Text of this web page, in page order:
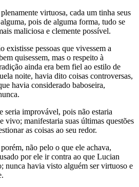
virtuosa, cada um tinha seus
pois de alguma forma, tudo se
maliciosa e clemente possível.
pessoas que vivessem a
quisessem, mas o respeito à
ainda era bem fiel ao estilo de
noite, havia dito coisas controversas,
havia considerado baboseira,
seria improvável, pois não estaria
vivo; manifestaria suas últimas questões
as coisas ao seu redor.
não pelo o que ele achava,
por ele ir contra ao que Lucian
nunca havia visto alguém ser virtuoso e